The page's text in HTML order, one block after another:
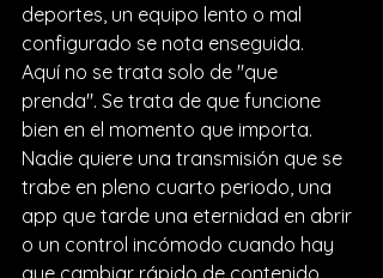
deportes, un equipo lento o mal
configurado se nota enseguida.
Aquí no se trata solo de "que
prenda". Se trata de que funcione
bien en el momento que importa.
Nadie quiere una transmisión que se
trabe en pleno cuarto periodo, una
app que tarde una eternidad en abrir
o un control incómodo cuando hay
que cambiar rápido de contenido.